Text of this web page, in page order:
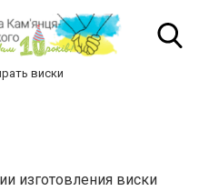
виски
изготовления виски